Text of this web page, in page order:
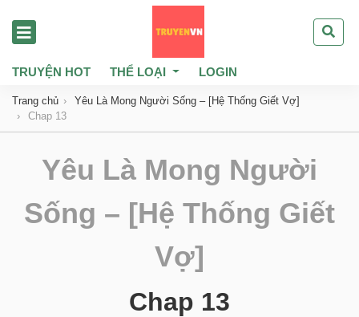
TRUYỆN HOT THỂ LOẠI LOGIN
Trang chủ
Yêu Là Mong Người Sống – [Hệ Thống Giết Vợ]
Chap 13
Yêu Là Mong Người
Sống – [Hệ Thống Giết
Vợ]
Chap 13